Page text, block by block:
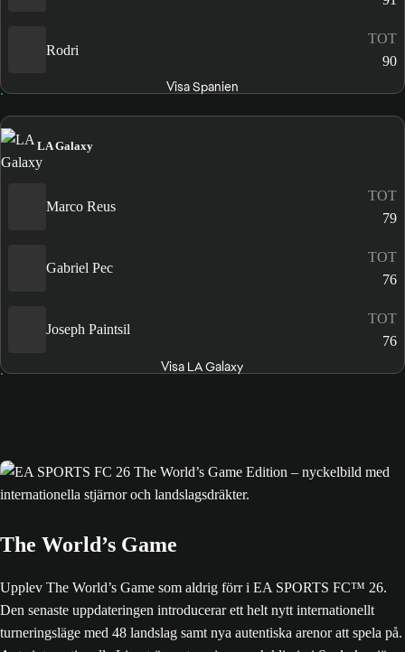
Rodri
TOT
90
Visa Spanien
LA Galaxy
Marco Reus
TOT
79
Gabriel Pec
TOT
76
Joseph Paintsil
TOT
76
Visa LA Galaxy
The World’s Game
Upplev The World’s Game som aldrig förr i EA SPORTS FC™ 26.
Den senaste uppdateringen introducerar ett helt nytt internationellt
turneringsläge med 48 landslag samt nya autentiska arenor att spela på.